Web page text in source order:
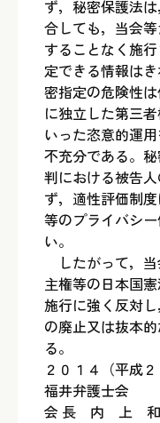
ず，秘密保護法
合しても，当会
することなく施
定できる情報は
密指定の危険性
に独立した第三
いった恣意的運
不充分である。
判における被告
ず，適性評価制
等のプライバシ
い。
したがって，
主権等の日本国
施行に強く反対
の廃止又は抜本
る。
２０１４（平成
福井弁護士会
会 長 内 上